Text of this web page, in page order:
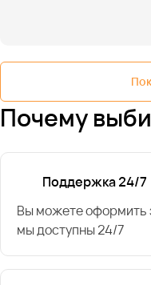
Почему
Поддержка 24/7
Вы можете оформить
мы доступны 24/7